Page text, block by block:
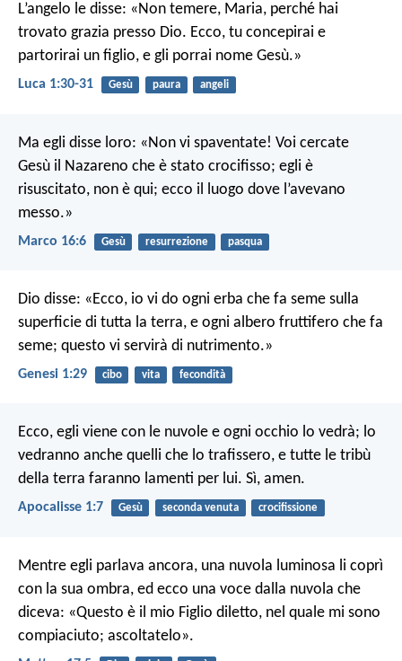
L’angelo le disse: «Non temere, Maria, perché hai
trovato grazia presso Dio. Ecco, tu concepirai e
partorirai un figlio, e gli porrai nome Gesù.»
Luca 1:30-31 Gesù paura angeli
Ma egli disse loro: «Non vi spaventate! Voi cercate
Gesù il Nazareno che è stato crocifisso; egli è
risuscitato, non è qui; ecco il luogo dove l’avevano
messo.»
Marco 16:6 Gesù resurrezione pasqua
Dio disse: «Ecco, io vi do ogni erba che fa seme sulla
superficie di tutta la terra, e ogni albero fruttifero che fa
seme; questo vi servirà di nutrimento.»
Genesi 1:29 cibo vita fecondità
Ecco, egli viene con le nuvole e ogni occhio lo vedrà; lo
vedranno anche quelli che lo trafissero, e tutte le tribù
della terra faranno lamenti per lui. Sì, amen.
Apocalisse 1:7 Gesù seconda venuta crocifissione
Mentre egli parlava ancora, una nuvola luminosa li coprì
con la sua ombra, ed ecco una voce dalla nuvola che
diceva: «Questo è il mio Figlio diletto, nel quale mi sono
compiaciuto; ascoltatelo».